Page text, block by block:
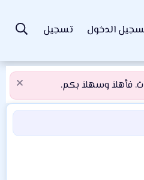
الدخول تسجيل
فأهلاَ وسهلاَ بكم.